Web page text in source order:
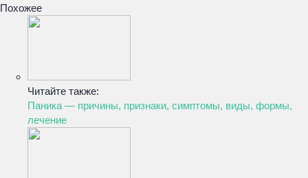
Похожее
Читайте также:
Паника — причины, признаки, симптомы, виды, формы,
лечение